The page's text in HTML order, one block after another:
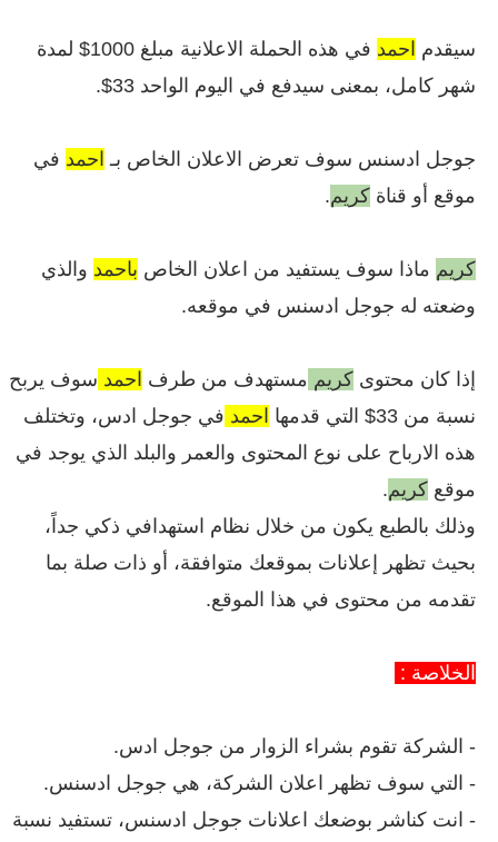
سيقدم احمد
في هذه الحملة الاعلانية مبلغ 1000$ لمدة
شهر كامل، بمعنى سيدفع في اليوم الواحد 33$.
جوجل ادسنس سوف تعرض الاعلان الخاص بـ احمد في
موقع أو قناة كريم.
كريم ماذا سوف يستفيد من اعلان الخاص باحمد والذي
وضعته له جوجل ادسنس في موقعه.
إذا كان محتوى كريم مستهدف من طرف احمد سوف يربح
نسبة من 33$ التي قدمها
احمد في جوجل ادس، وتختلف
هذه الارباح على نوع المحتوى والعمر والبلد الذي يوجد في
موقع كريم.
وذلك بالطبع يكون من خلال نظام استهدافي ذكي جداً،
بحيث تظهر إعلانات بموقعك متوافقة، أو ذات صلة بما
تقدمه من محتوى في هذا الموقع.
الخلاصة :
- الشركة تقوم بشراء الزوار من جوجل ادس.
- التي سوف تظهر اعلان الشركة، هي جوجل ادسنس.
- انت كناشر بوضعك اعلانات جوجل ادسنس، تستفيد نسبة